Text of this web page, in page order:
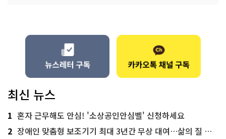
최신 뉴스
1 혼자 근무해도 안심! '소상공인안심벨' 신청하세요
2 장애인 맞춤형 보조기기 최대 3년간 무상 대여…삶의 질 높인다